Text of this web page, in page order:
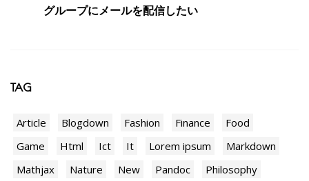
グループにメールを配信したい
TAG
Article Blogdown Fashion Finance
Food
Game
Html Ict It Lorem ipsum
Markdown
Mathjax
Nature New Pandoc
Philosophy